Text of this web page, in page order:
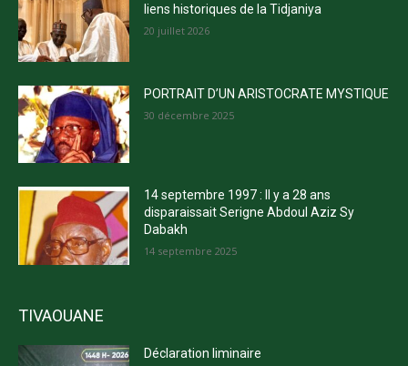
liens historiques de la Tidjaniya
20 juillet 2026
PORTRAIT D’UN ARISTOCRATE MYSTIQUE
30 décembre 2025
14 septembre 1997 : Il y a 28 ans
disparaissait Serigne Abdoul Aziz Sy
Dabakh
14 septembre 2025
TIVAOUANE
Déclaration liminaire